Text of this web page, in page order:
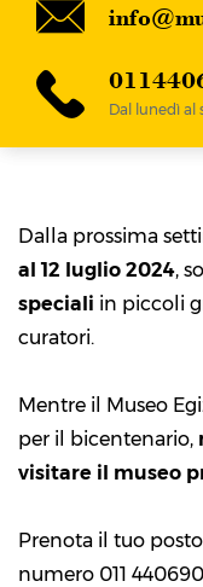
Dal lunedì al
Dalla prossima
al 12 luglio 2024,
speciali in piccoli
curatori.
Mentre il Museo
per il bicentenario,
visitare il museo
Prenota il tuo
numero 011